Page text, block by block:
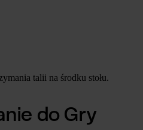
talii na środku stołu.
do Gry